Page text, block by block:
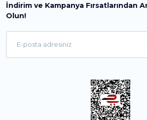
İndirim ve Kampanya Fırsatlarından
Olun!